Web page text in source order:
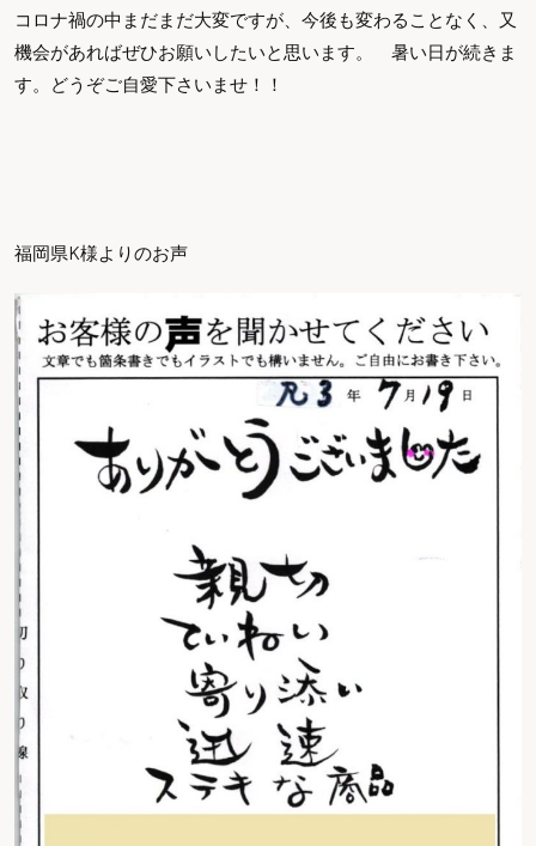
コロナ禍の中まだまだ大変ですが、今後も変わることなく、又
機会があればぜひお願いしたいと思います。 暑い日が続きま
す。どうぞご自愛下さいませ！！
福岡県K様よりのお声